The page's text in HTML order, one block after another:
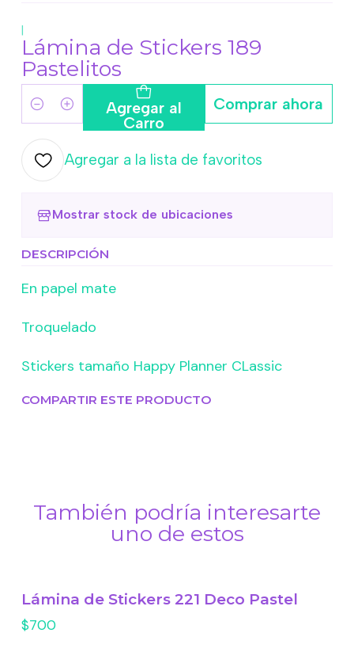
|
Lámina de Stickers 189
Pastelitos
Cantidad Agregar al
Carro
Comprar ahora
Agregar a la lista de favoritos
Mostrar stock de ubicaciones
DESCRIPCIÓN
En papel mate
Troquelado
Stickers tamaño Happy Planner CLassic
COMPARTIR ESTE PRODUCTO
También podría interesarte
uno de estos
Lámina de Stickers 221 Deco Pastel
$700